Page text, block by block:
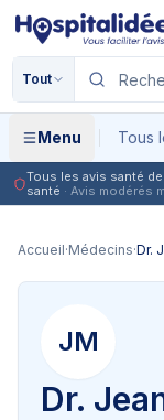
Aller au contenu
Tout
Menu Tous
Tous les avis santé
santé · Avis modérés
Accueil·Médecins·Dr.
JM
Dr.